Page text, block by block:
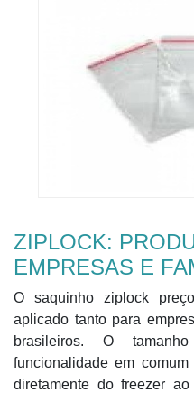
ZIPLOCK:
EMPRESAS E
O saquinho ziplock
aplicado tanto para
brasileiros. O
funcionalidade em
diretamente do freezer